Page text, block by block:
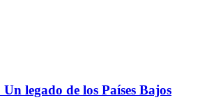
legado de los Países Bajos